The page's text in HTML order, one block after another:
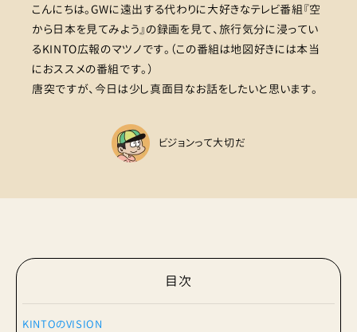
こんにちは。GWに遠出する代わりに大好きなテレビ番組『空
から日本を見てみよう』の録画を見て、旅行気分に浸ってい
るKINTO広報のマツノです。（この番組は地図好きには本当
におススメの番組です。）
唐突ですが、今日は少し真面目なお話をしたいと思います。
ビジョンって大切だ
目次
KINTOのVISION